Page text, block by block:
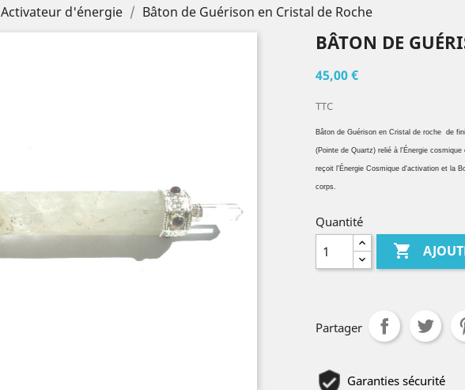
Activateur d'énergie Bâton de Guérison en Cristal de Roche
BÂTON DE
45,00 €
TTC
Bâton de Guérison en Cristal de roche de
(Pointe de Quartz) relié à l'Énergie
reçoit l'Énergie Cosmique d'activation et la
corps.
Quantité

Partager
Garanties sécurité